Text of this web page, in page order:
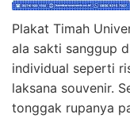
Plakat Timah
ala sakti sanggup
individual seperti
laksana souvenir.
tonggak rupanya